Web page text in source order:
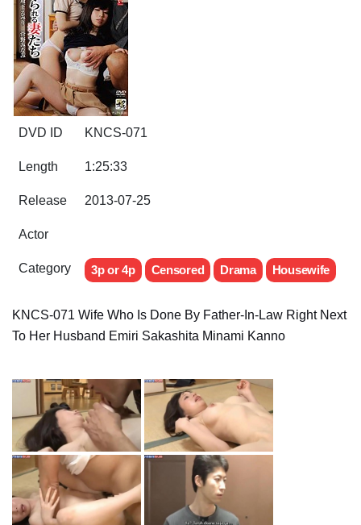
DVD ID KNCS-071
Length 1:25:33
Release 2013-07-25
Actor
Category 3p or 4p Censored Drama Housewife
KNCS-071 Wife Who Is Done By Father-In-Law Right Next
To Her Husband Emiri Sakashita Minami Kanno